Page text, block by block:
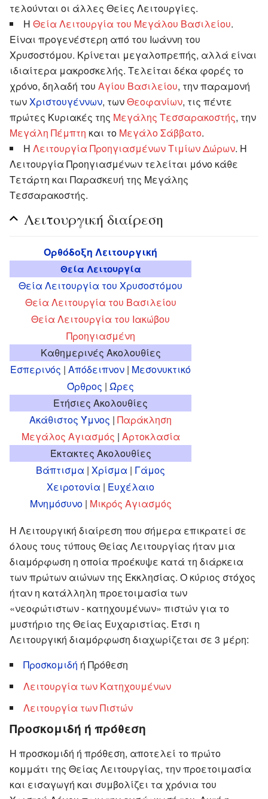
τελούνται οι άλλες Θείες Λειτουργίες.
Η Θεία Λειτουργία του Μεγάλου Βασιλείου.
Είναι προγενέστερη από του Ιωάννη του
Χρυσοστόμου. Κρίνεται μεγαλοπρεπής, αλλά είναι
ιδιαίτερα μακροσκελής. Τελείται δέκα φορές το
χρόνο, δηλαδή του Αγίου Βασιλείου, την παραμονή
τωνΧριστουγέννων, τωνΘεοφανίων, τις πέντε
πρώτες Κυριακές της Μεγάλης Τεσσαρακοστής, την
Μεγάλη Πέμπτη και το Μεγάλο Σάββατο.
Η Λειτουργία Προηγιασμένων Τιμίων Δώρων. Η
Λειτουργία Προηγιασμένων τελείται μόνο κάθε
Τετάρτη και Παρασκευή της Μεγάλης
Τεσσαρακοστής.
Λειτουργική διαίρεση
Ορθόδοξη Λειτουργική
Θεία Λειτουργία
Θεία Λειτουργία του Χρυσοστόμου
Θεία Λειτουργία του Βασιλείου
Θεία Λειτουργία του Ιακώβου
Προηγιασμένη
Καθημερινές Ακολουθίες
Εσπερινός | Απόδειπνον | Μεσονυκτικό
Όρθρος | Ώρες
Ετήσιες Ακολουθίες
Ακάθιστος Ύμνος | Παράκληση
Μεγάλος Αγιασμός | Αρτοκλασία
Έκτακτες Ακολουθίες
Βάπτισμα | Χρίσμα | Γάμος
Χειροτονία | Ευχέλαιο
Μνημόσυνο| Μικρός Αγιασμός
Η Λειτουργική διαίρεση που σήμερα επικρατεί σε
όλους τους τύπους Θείας Λειτουργίας ήταν μια
διαμόρφωση η οποία προέκυψε κατά τη διάρκεια
των πρώτων αιώνων της Εκκλησίας. Ο κύριος στόχος
ήταν η κατάλληλη προετοιμασία των
«νεοφώτιστων - κατηχουμένων» πιστών για το
μυστήριο της Θείας Ευχαριστίας. Έτσι η
Λειτουργική διαμόρφωση διαχωρίζεται σε 3 μέρη:
Προσκομιδή ή Πρόθεση
Λειτουργία των Κατηχουμένων
Λειτουργία των Πιστών
Προσκομιδή ή πρόθεση
Η προσκομιδή ή πρόθεση, αποτελεί το πρώτο
κομμάτι της Θείας Λειτουργίας, την προετοιμασία
και εισαγωγή και συμβολίζει τα χρόνια του